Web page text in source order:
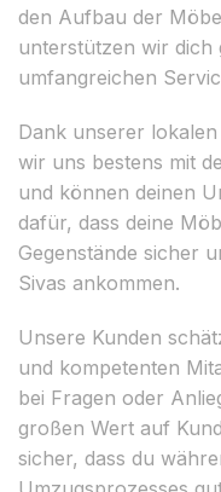
den Aufbau der
unterstützen wir dich
umfangreichen
Dank unserer
wir uns bestens mit
und können deinen
dafür, dass deine
Gegenstände sicher
Sivas ankommen.
Unsere Kunden
und kompetenten
bei Fragen oder
großen Wert auf
sicher, dass du